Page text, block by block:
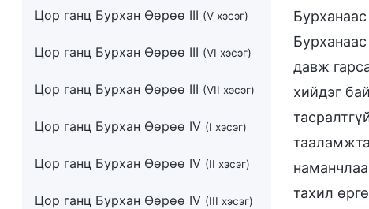
Цор ганц Бурхан Өөрөө III (V хэсэг)
Цор ганц Бурхан Өөрөө III (VI хэсэг)
Цор ганц Бурхан Өөрөө III (VII хэсэг)
Цор ганц Бурхан Өөрөө IV (I хэсэг)
Цор ганц Бурхан Өөрөө IV (II хэсэг)
Цор ганц Бурхан Өөрөө IV (III хэсэг)
давж
хийдэг
тахил